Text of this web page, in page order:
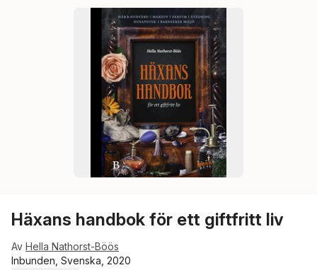
Häxans handbok för ett giftfritt liv
Av Hella Nathorst-Böös
Inbunden, Svenska, 2020